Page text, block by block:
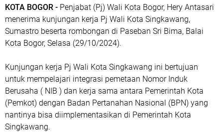
KOTA BOGOR - Penjabat (Pj) Wali Kota Bogor, Hery Antasari
menerima kunjungan kerja Pj Wali Kota Singkawang,
Sumastro beserta rombongan di Paseban Sri Bima, Balai
Kota Bogor, Selasa (29/10/2024).
Kunjungan kerja Pj Wali Kota Singkawang ini bertujuan
untuk mempelajari integrasi pemetaan Nomor Induk
Berusaha ( NIB ) dan kerja sama antara Pemerintah Kota
(Pemkot) dengan Badan Pertanahan Nasional (BPN) yang
nantinya bisa diimplementasikan di Pemerintah Kota
Singkawang.